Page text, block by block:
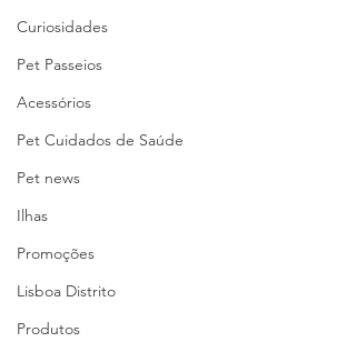
Curiosidades
Pet Passeios
Acessórios
Pet Cuidados de Saúde
Pet news
Ilhas
Promoções
Lisboa Distrito
Produtos